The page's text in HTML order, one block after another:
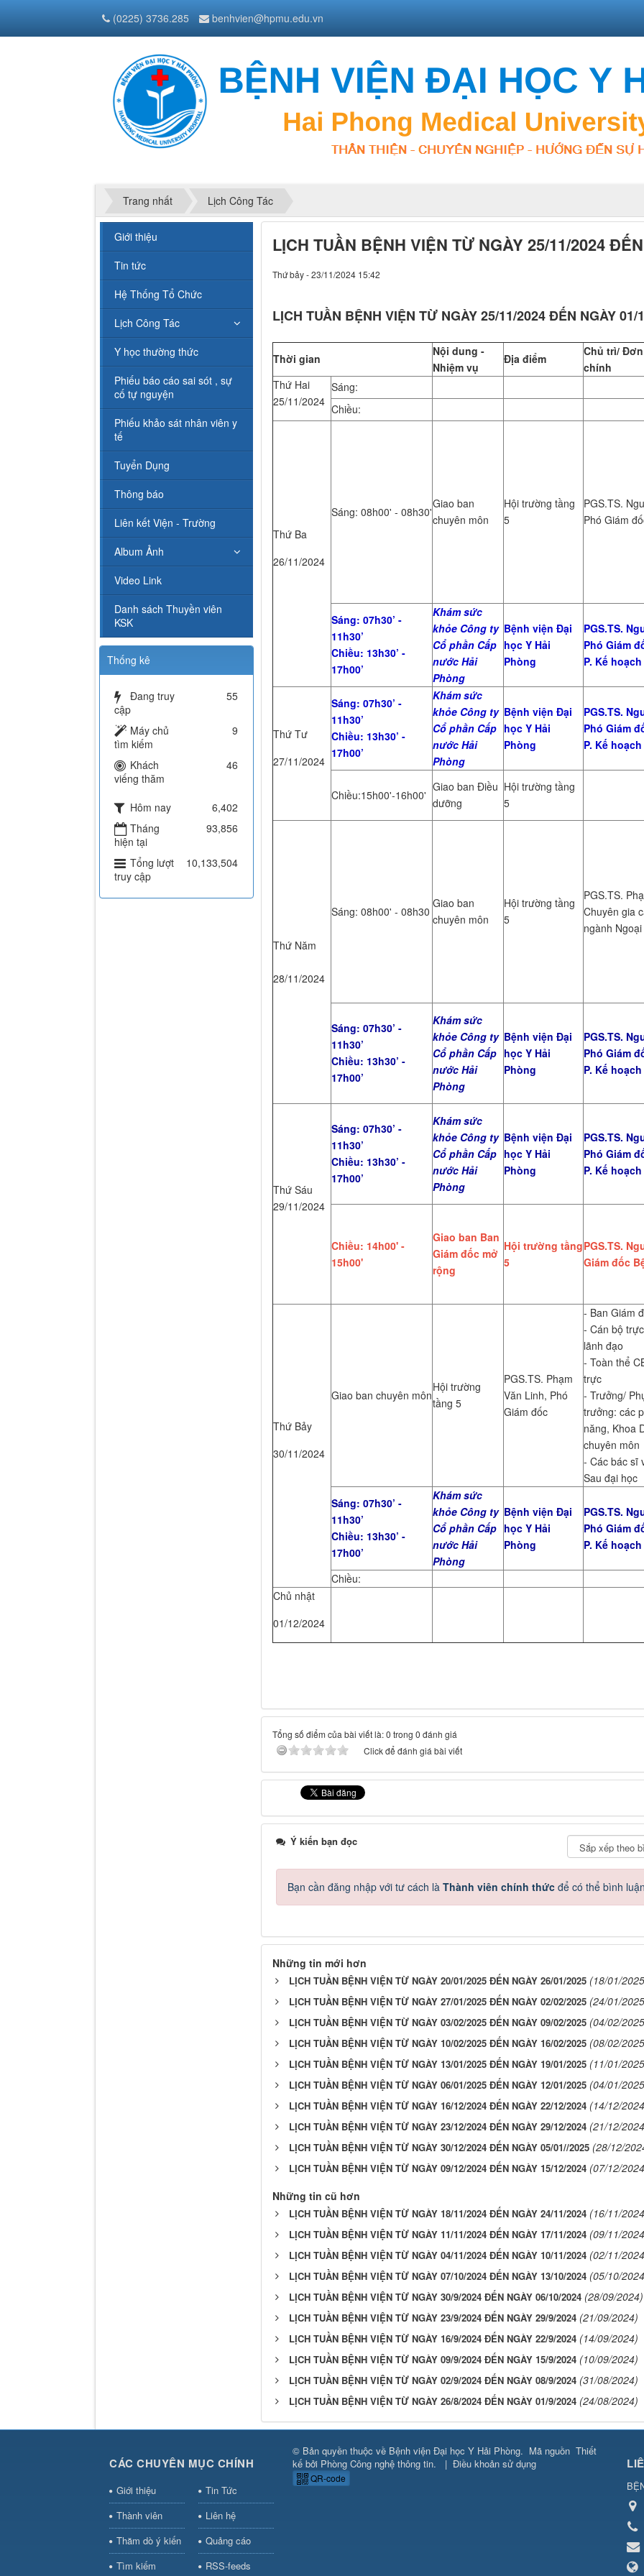
(0225) 3736.285 benhvien@hpmu.edu.vn
Trang nhất Lịch Công Tác
LỊCH TUẦN BỆNH VIỆN TỪ NGÀY 25/11/2024
Thứ bảy - 23/11/2024 15:42
LỊCH TUẦN BỆNH VIỆN TỪ NGÀY 25/11/2024 ĐẾN NGÀY 01/
Thời gian
Nội dung -
Nhiệm vụ
Địa điểm
Chủ trì/
chính
Thứ Hai
25/11/2024
Sáng:
Chiều:
Thứ Ba
26/11/2024
Sáng: 08h00' - 08h30'
Giao ban
chuyên môn
Hội trường tầng
5
PGS.TS.
Phó Giám
Sáng: 07h30’ -
11h30’
Chiều: 13h30’ -
17h00’
Khám sức
khỏe Công ty
Cổ phần Cấp
nước Hải
Phòng
Bệnh viện Đại
học Y Hải
Phòng
PGS.TS.
Phó Giám
P. Kế
Thứ Tư
27/11/2024
Sáng: 07h30’ -
11h30’
Chiều: 13h30’ -
17h00’
Khám sức
khỏe Công ty
Cổ phần Cấp
nước Hải
Phòng
Bệnh viện Đại
học Y Hải
Phòng
PGS.TS.
Phó Giám
P. Kế
Chiều:15h00'-16h00'
Giao ban Điều
dưỡng
Hội trường tầng
5
Thứ Năm
28/11/2024
Sáng: 08h00' - 08h30
Giao ban
chuyên môn
Hội trường tầng
5
PGS.TS.
Chuyên gia
ngành Ngoại
Sáng: 07h30’ -
11h30’
Chiều: 13h30’ -
17h00’
Khám sức
khỏe Công ty
Cổ phần Cấp
nước Hải
Phòng
Bệnh viện Đại
học Y Hải
Phòng
PGS.TS.
Phó Giám
P. Kế
Thứ Sáu
29/11/2024
Sáng: 07h30’ -
11h30’
Chiều: 13h30’ -
17h00’
Khám sức
khỏe Công ty
Cổ phần Cấp
nước Hải
Phòng
Bệnh viện Đại
học Y Hải
Phòng
PGS.TS.
Phó Giám
P. Kế
Chiều: 14h00' -
15h00'
Giao ban Ban
Giám đốc mở
rộng
Hội trường tầng
5
PGS.TS.
Giám đốc
Thứ Bảy
30/11/2024
Giao ban chuyên môn
Hội trường
tầng 5
PGS.TS. Phạm
Văn Linh, Phó
Giám đốc
- Ban Giám
- Cán bộ
lãnh đạo
- Toàn thể
trực
- Trưởng/
trưởng: các
năng, Khoa
chuyên môn
- Các bác sĩ
Sau đại học
Sáng: 07h30’ -
11h30’
Chiều: 13h30’ -
17h00’
Khám sức
khỏe Công ty
Cổ phần Cấp
nước Hải
Phòng
Bệnh viện Đại
học Y Hải
Phòng
PGS.TS.
Phó Giám
P. Kế
Chiều:
Chủ nhật
01/12/2024
Tổng số điểm của bài viết là: 0 trong 0 đánh giá
Click để đánh giá bài viết
Ý kiến bạn đọc
Bạn cần đăng nhập với tư cách là Thành viên chính thứcđể có thể bình
Những tin mới hơn
LỊCH TUẦN BỆNH VIỆN TỪ NGÀY 20/01/2025 ĐẾN NGÀY 26/01/2025 (18/01/
LỊCH TUẦN BỆNH VIỆN TỪ NGÀY 27/01/2025 ĐẾN NGÀY 02/02/2025 (24/01/
LỊCH TUẦN BỆNH VIỆN TỪ NGÀY 03/02/2025 ĐẾN NGÀY 09/02/2025 (04/02/
LỊCH TUẦN BỆNH VIỆN TỪ NGÀY 10/02/2025 ĐẾN NGÀY 16/02/2025 (08/02/
LỊCH TUẦN BỆNH VIỆN TỪ NGÀY 13/01/2025 ĐẾN NGÀY 19/01/2025 (11/01/
LỊCH TUẦN BỆNH VIỆN TỪ NGÀY 06/01/2025 ĐẾN NGÀY 12/01/2025 (04/01/
LỊCH TUẦN BỆNH VIỆN TỪ NGÀY 16/12/2024 ĐẾN NGÀY 22/12/2024 (14/12/
LỊCH TUẦN BỆNH VIỆN TỪ NGÀY 23/12/2024 ĐẾN NGÀY 29/12/2024 (21/12/
LỊCH TUẦN BỆNH VIỆN TỪ NGÀY 30/12/2024 ĐẾN NGÀY 05/01//2025 (28/12/
LỊCH TUẦN BỆNH VIỆN TỪ NGÀY 09/12/2024 ĐẾN NGÀY 15/12/2024 (07/12/
Những tin cũ hơn
LỊCH TUẦN BỆNH VIỆN TỪ NGÀY 18/11/2024 ĐẾN NGÀY 24/11/2024 (16/11/
LỊCH TUẦN BỆNH VIỆN TỪ NGÀY 11/11/2024 ĐẾN NGÀY 17/11/2024 (09/11/
LỊCH TUẦN BỆNH VIỆN TỪ NGÀY 04/11/2024 ĐẾN NGÀY 10/11/2024 (02/11/
LỊCH TUẦN BỆNH VIỆN TỪ NGÀY 07/10/2024 ĐẾN NGÀY 13/10/2024 (05/10/
LỊCH TUẦN BỆNH VIỆN TỪ NGÀY 30/9/2024 ĐẾN NGÀY 06/10/2024 (28/09/2024)
LỊCH TUẦN BỆNH VIỆN TỪ NGÀY 23/9/2024 ĐẾN NGÀY 29/9/2024 (21/09/2024)
LỊCH TUẦN BỆNH VIỆN TỪ NGÀY 16/9/2024 ĐẾN NGÀY 22/9/2024 (14/09/2024)
LỊCH TUẦN BỆNH VIỆN TỪ NGÀY 09/9/2024 ĐẾN NGÀY 15/9/2024 (10/09/2024)
LỊCH TUẦN BỆNH VIỆN TỪ NGÀY 02/9/2024 ĐẾN NGÀY 08/9/2024 (31/08/2024)
LỊCH TUẦN BỆNH VIỆN TỪ NGÀY 26/8/2024 ĐẾN NGÀY 01/9/2024 (24/08/2024)
Giới thiệu
Tin tức
Hệ Thống Tổ Chức
Lịch Công Tác
Y học thường thức
Phiếu báo cáo sai sót , sự
cố tự nguyện
Phiếu khảo sát nhân viên y
tế
Tuyển Dụng
Thông báo
Liên kết Viện - Trường
Album Ảnh
Video Link
Danh sách Thuyền viên
KSK
Thống kê
Đang truy
cập
55
Máy chủ
tìm kiếm
9
Khách
viếng thăm
46
Hôm nay
6,402
Tháng
hiện tại
93,856
Tổng lượt
truy cập
10,133,504
CÁC CHUYÊN MỤC CHÍNH
Giới thiệu
Tin Tức
Thành viên
Liên hệ
Thăm dò ý kiến
Quảng cáo
Tìm kiếm
RSS-feeds
© Bản quyền thuộc về Bệnh viện Đại học Y Hải Phòng. Mã nguồn Thiết
kế bởi Phòng Công nghệ thông tin. | Điều khoản sử dụng
QR-code